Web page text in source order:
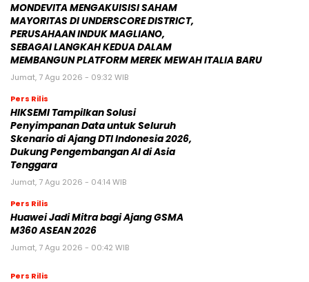
MONDEVITA MENGAKUISISI SAHAM
MAYORITAS DI UNDERSCORE DISTRICT,
PERUSAHAAN INDUK MAGLIANO,
SEBAGAI LANGKAH KEDUA DALAM
MEMBANGUN PLATFORM MEREK MEWAH ITALIA BARU
Jumat, 7 Agu 2026 - 09:32 WIB
Pers Rilis
HIKSEMI Tampilkan Solusi
Penyimpanan Data untuk Seluruh
Skenario di Ajang DTI Indonesia 2026,
Dukung Pengembangan AI di Asia
Tenggara
Jumat, 7 Agu 2026 - 04:14 WIB
Pers Rilis
Huawei Jadi Mitra bagi Ajang GSMA
M360 ASEAN 2026
Jumat, 7 Agu 2026 - 00:42 WIB
Pers Rilis